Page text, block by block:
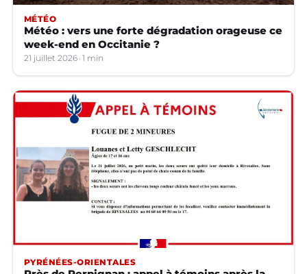
MÉTÉO
Météo : vers une forte dégradation orageuse ce
week-end en Occitanie ?
21 juillet 2026 1 min
PYRÉNÉES-ORIENTALES